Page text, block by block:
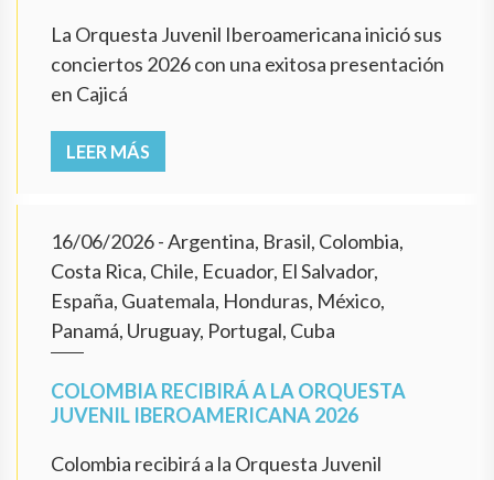
La Orquesta Juvenil Iberoamericana inició sus
conciertos 2026 con una exitosa presentación
en Cajicá
LEER MÁS
16/06/2026- Argentina, Brasil, Colombia,
Costa Rica, Chile, Ecuador, El Salvador,
España, Guatemala, Honduras, México,
Panamá, Uruguay, Portugal, Cuba
COLOMBIA RECIBIRÁ A LA ORQUESTA
JUVENIL IBEROAMERICANA 2026
Colombia recibirá a la Orquesta Juvenil